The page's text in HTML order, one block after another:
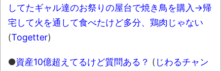
してたギャル達のお祭りの屋台で焼き鳥を購入→帰
宅して火を通して食べたけど多分、鶏肉じゃない
(Togetter)
●資産10億超えてるけど質問ある？ ( じわるチャン